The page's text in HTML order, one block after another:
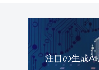
注目の生成